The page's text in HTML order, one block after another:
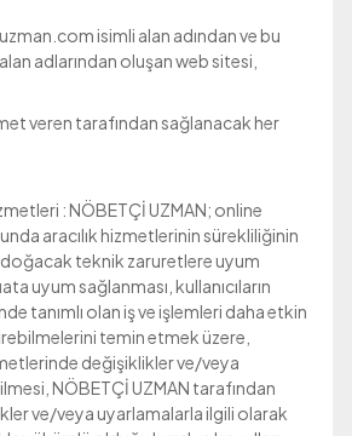
isimli alan adından ve bu
adlarından oluşan web sitesi,
veren tarafından sağlanacak her
: NÖBETÇİ UZMAN; online
aracılık hizmetlerinin sürekliliğinin
doğacak teknik zaruretlere uyum
uyum sağlanması, kullanıcıların
tanımlı olan iş ve işlemleri daha etkin
temin etmek üzere,
değişiklikler ve/veya
NÖBETÇİ UZMAN tarafından
ve/veya uyarlamalarla ilgili olarak